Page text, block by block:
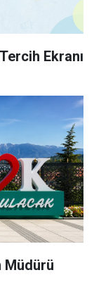
Ekranı
Müdürü